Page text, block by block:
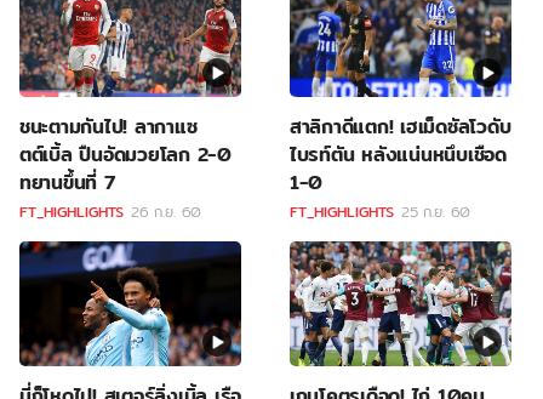
ชนะตามกันไป! ลากาแซ
ตต์เบิ้ล ปืนอัดมวยโลก 2-0
ทยานขึ้นที่ 7
FT_HIGHLIGHTS 26 ก.ย. 60
สาลิกาดีแตก! เฮเม็ดซัลโวดับ
ไบรท์ตัน หลังแน่นหนึบเชือด
1-0
FT_HIGHLIGHTS 25 ก.ย. 60